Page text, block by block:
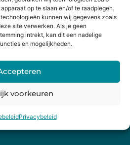
op te slaan en/of te raadplegen.
kunnen wij gegevens zoals
site verwerken. Als je geen
intrekt, kan dit een nadelige
en mogelijkheden.
voorkeuren
Privacybeleid
11:00 - 18:00
09:00 - 18:00
Gesloten ​ ​ ​ ​ ​ ​ ​